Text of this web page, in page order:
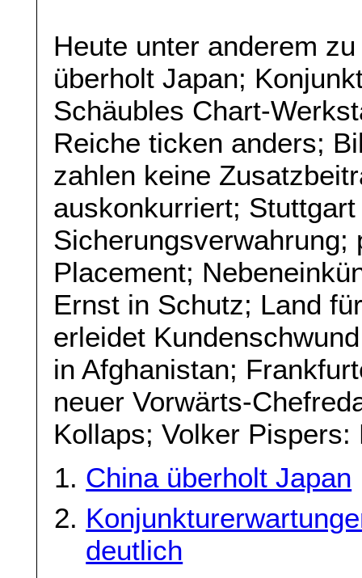
Heute unter anderem
überholt Japan;
Schäubles Chart-
Reiche ticken anders;
zahlen keine
auskonkurriert;
Sicherungsverwahrung;
Placement;
Ernst in Schutz; Land
erleidet
in Afghanistan;
neuer Vorwärts-
Kollaps; Volker
China überholt Japan
deutlich